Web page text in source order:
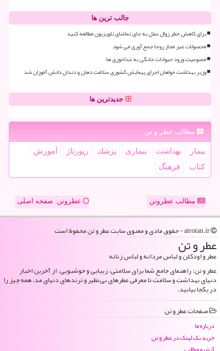
جالب ترین ها
برای کاهش خطر زوال عقل به جای تماشای تلویزیون مطالعه کنید
محصولات غیر مجاز روجا جمع آوری می شود
ممنوعیت ورود حیوانات خانگی به غذاخوری ها
وزیر بهداشت خواهان اجرای پیمایش کشوری سلامت دهان و دندان دانش آموزان شد
جدیدترین ها
مطالب عطر و تن
بیمار بهداشت بیماری پزشك رپورتاژ
آموزش
كتاب
فرهنگ
مطالب عطروتن عطروتن: صفحه اصلی
عطر و تن
عطر و اودکلن و لباس مردانه و لباس زنانه
عطر و تن: راهنمای جامع شما برای سلامتی، زیبایی و خوشبویی. از آخرین اخبار
دنیای بهداشت و سلامت تا معرفی عطرهای بی‌نظیر و ترندهای دنیای مد، همه چیز را
در یکجا بیابید.
صفحات عطر و تن
درباره ما
خرید بک لینک در عطر و تن